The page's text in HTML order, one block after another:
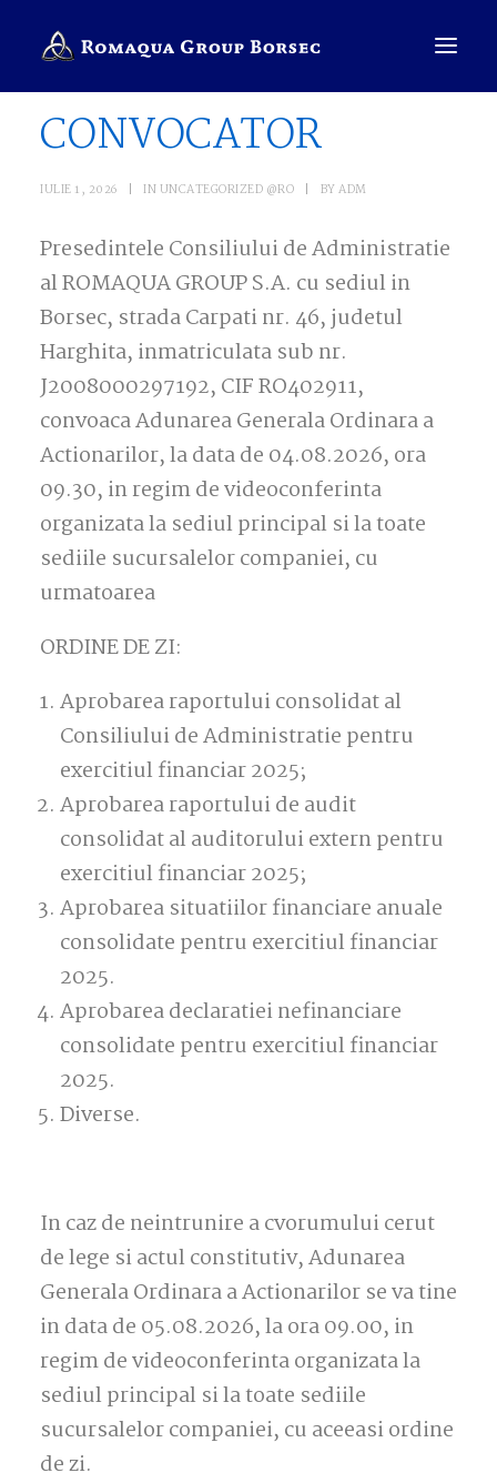
COMPANIE
SALES PRESENTER
ROMÂNĂ
CAUTĂ
CONVOCATOR
IULIE 1, 2026 | IN UNCATEGORIZED @RO | BYADM
Presedintele Consiliului de Administratie
al ROMAQUA GROUP S.A. cu sediul in
Borsec, strada Carpati nr. 46, judetul
Harghita, inmatriculata sub nr.
J2008000297192, CIF RO402911,
convoaca Adunarea Generala Ordinara a
Actionarilor, la data de 04.08.2026, ora
09.30, in regim de videoconferinta
organizata la sediul principal si la toate
sediile sucursalelor companiei, cu
urmatoarea
ORDINE DE ZI:
Aprobarea raportului consolidat al
Consiliului de Administratie pentru
exercitiul financiar 2025;
Aprobarea raportului de audit
consolidat al auditorului extern pentru
exercitiul financiar 2025;
Aprobarea situatiilor financiare anuale
consolidate pentru exercitiul financiar
2025.
Aprobarea declaratiei nefinanciare
consolidate pentru exercitiul financiar
2025.
Diverse.
In caz de neintrunire a cvorumului cerut
de lege si actul constitutiv, Adunarea
Generala Ordinara a Actionarilor se va tine
in data de 05.08.2026, la ora 09.00, in
regim de videoconferinta organizata la
sediul principal si la toate sediile
sucursalelor companiei, cu aceeasi ordine
de zi.